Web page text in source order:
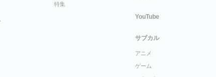
特集
YouTube
サブカル
アニメ
ゲーム